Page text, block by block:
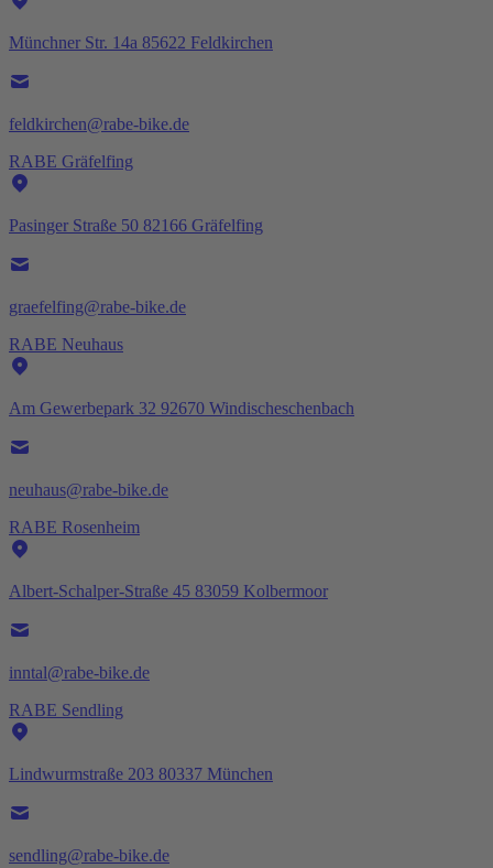
Münchner Str. 14a 85622 Feldkirchen
feldkirchen@rabe-bike.de
RABE Gräfelfing
Pasinger Straße 50 82166 Gräfelfing
graefelfing@rabe-bike.de
RABE Neuhaus
Am Gewerbepark 32 92670 Windischeschenbach
neuhaus@rabe-bike.de
RABE Rosenheim
Albert-Schalper-Straße 45 83059 Kolbermoor
inntal@rabe-bike.de
RABE Sendling
Lindwurmstraße 203 80337 München
sendling@rabe-bike.de